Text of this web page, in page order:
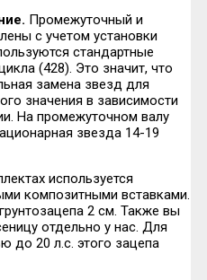
Промежуточный и
с учетом установки
стандартные
(428). Это значит, что
замена звезд для
значения в зависимости
На промежуточном валу
звезда 14-19
используется
композитными вставками.
2 см. Также вы
отдельно у нас. Для
до 20 л.с. этого зацепа